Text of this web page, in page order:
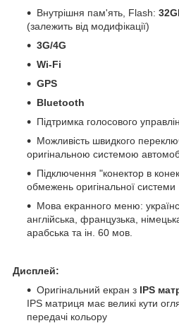
Внутрішня пам'ять, Flash:
(залежить від модифікації)
3G/4G
Wi-Fi
GPS
Bluetooth
Підтримка голосового
Можливість швидкого
оригінальною системою
Підключення "конектор в
обмежень оригінальної системи
Мова екранного меню:
англійська, французька,
арабська та ін. 60 мов.
Дисплей:
Оригінальний екран з IPS
IPS матриця має великі кути
передачі кольору